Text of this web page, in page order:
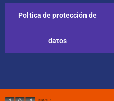
Poltica de protección de
datos